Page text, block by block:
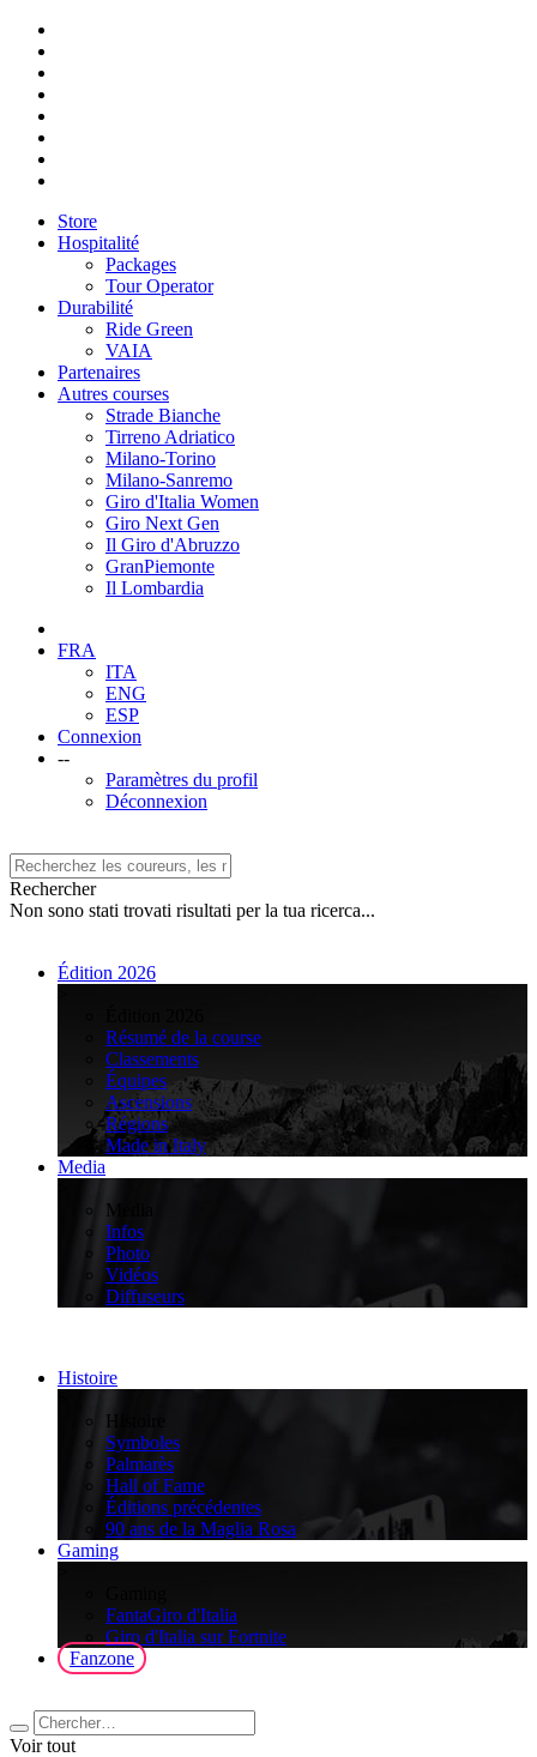
Store
Hospitalité
Packages
Tour Operator
Durabilité
Ride Green
VAIA
Partenaires
Autres courses
Strade Bianche
Tirreno Adriatico
Milano-Torino
Milano-Sanremo
Giro d'Italia Women
Giro Next Gen
Il Giro d'Abruzzo
GranPiemonte
Il Lombardia
FRA
ITA
ENG
ESP
Connexion
--
Paramètres du profil
Déconnexion
Rechercher
Non sono stati trovati risultati per la tua ricerca...
Édition 2026
Résumé de la course
Classements
Équipes
Ascensions
Régions
Made in Italy
Media
Media
Infos
Photo
Vidéos
Diffuseurs
Histoire
Histoire
Symboles
Palmarès
Hall of Fame
Éditions précédentes
90 ans de la Maglia Rosa
Gaming
FantaGiro d'Italia
Giro d'Italia sur Fortnite
Fanzone
Voir tout